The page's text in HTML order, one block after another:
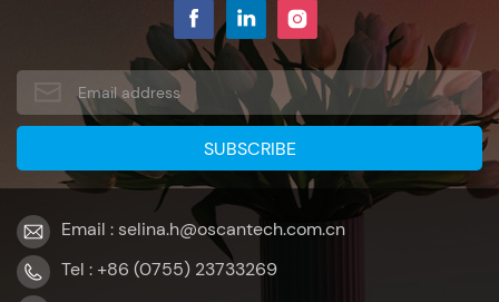
Email : selina.h@oscantech.com.cn
Tel : +86 (0755) 23733269